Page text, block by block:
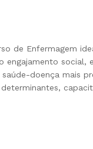
de Enfermagem
engajamento social,
doença mais